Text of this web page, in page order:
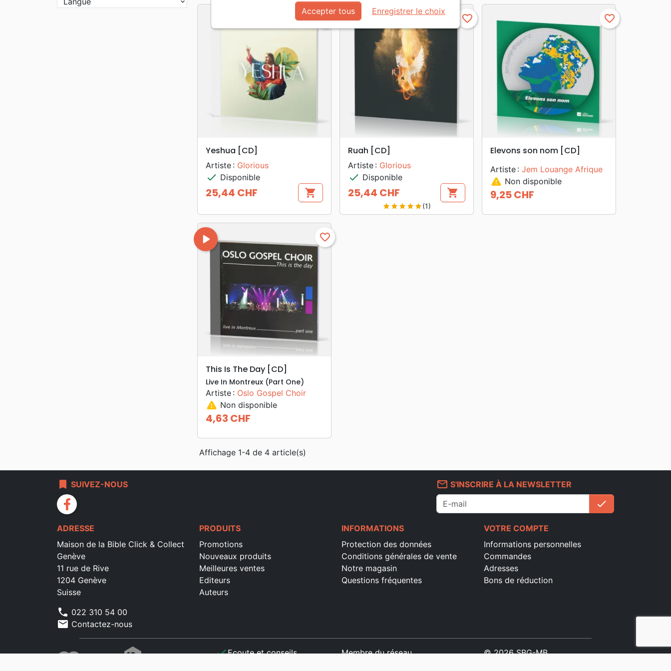
search APERÇU RAPIDE
favorite_border
Yeshua [CD]
Artiste : Glorious
check Disponible
Prix
25,44 CHF shopping_cart
searchAPERÇU RAPIDE
favorite_border
Ruah [CD]
Artiste : Glorious
check Disponible
Prix
25,44 CHF shopping_cart
star star star star star(1)
search APERÇU RAPIDE
favorite_border
Elevons son nom [CD]
Artiste : Jem Louange Afrique
warning Non disponible
Prix
9,25 CHF
searchAPERÇU RAPIDE
play_arrow favorite_border
This Is The Day [CD]
Live In Montreux (Part One)
Artiste : Oslo Gospel Choir
warning Non disponible
Prix
4,63 CHF
Affichage 1-4 de 4 article(s)
bookmark SUIVEZ-NOUS
facebook
mail_outline S'INSCRIRE À LA NEWSLETTER
check
ADRESSE
Maison de la Bible Click & Collect
Genève
11 rue de Rive
1204 Genève
Suisse
phone 022 310 54 00
mail Contactez-nous
PRODUITS
Promotions
Nouveaux produits
Meilleures ventes
Editeurs
Auteurs
INFORMATIONS
Protection des données
Conditions générales de vente
Notre magasin
Questions fréquentes
VOTRE COMPTE
Informations personnelles
Commandes
Adresses
Bons de réduction
checkEcoute et conseils Membre du réseau © 2026 SBG-MB
Accepter tous Enregistrer le choix